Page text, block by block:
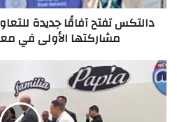
عبر
مشاركتها
معرض
سيبسا
2026
دالتكس تفتح آفاقًا جديدة
مشاركتها الأولى في
رئيس
دولة
إريتريا